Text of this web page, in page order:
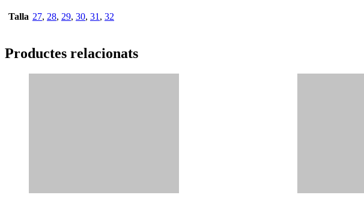
Talla 27, 28, 29, 30, 31 , 32
Productes relacionats